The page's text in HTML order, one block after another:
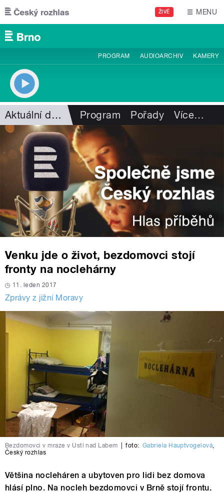
Přejít k hlavnímu obsahu
ŽIVĚ MENU
PROGRAM AUDIOARCHIV KAMERY
Aktuální dění Program Pořady Více…
Venku jde o život, bezdomovci stojí
fronty na noclehárny
11. leden 2017
Zprávy z jižní Moravy
Bezdomovci v mraze v Ústí nad Labem foto: Gabriela Hauptvogelová,
Český rozhlas
Většina nocleháren a ubytoven pro lidi bez domova
hlásí plno. Na nocleh bezdomovci v Brně stojí frontu.